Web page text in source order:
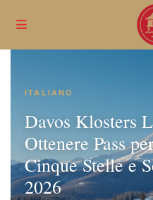
ITALIANO
Davos Klosters
Ottenere Pass
Cinque Stelle e
2026